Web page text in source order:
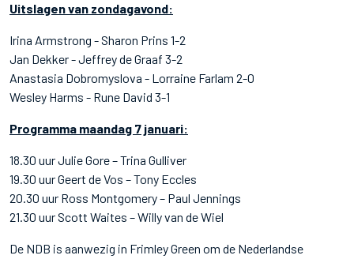
Uitslagen van zondagavond:
Irina Armstrong - Sharon Prins 1-2
Jan Dekker - Jeffrey de Graaf 3-2
Anastasia Dobromyslova - Lorraine Farlam 2-0
Wesley Harms - Rune David 3-1
Programma maandag 7 januari:
18.30 uur Julie Gore – Trina Gulliver
19.30 uur Geert de Vos – Tony Eccles
20.30 uur Ross Montgomery – Paul Jennings
21.30 uur Scott Waites – Willy van de Wiel
De NDB is aanwezig in Frimley Green om de Nederlandse